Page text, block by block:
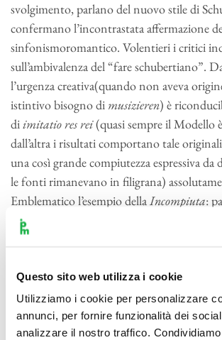
Questo sito web utilizza i cookie
Utilizziamo i cookie per personalizzare
annunci, per fornire funzionalità dei
analizzare il nostro traffico.
svolgimento, parlano del nuovo stile di
confermano l’incontrastata affermazione
sinfonismoromantico. Volentieri i critici
sull’ambivalenza del “fare schubertiano”.
l’urgenza creativa(quando non aveva
istintivo bisogno di musizieren) è
diimitatio res rei(quasi sempre il Modello
dall’altra i risultati comportano tale
una così grande compiutezza espressiva da
le fonti rimanevano in filigrana)
Emblematico l’esempio dellaIncompiuta:
volontà di rievocare i grandi gesti eroici
sinfonie beethoveniane (soprattutto le
ogni possibile riferimento stilistico ed
Ve è perfino che esalta tale concetto; e
di non portare a compimento la Sinfonia –